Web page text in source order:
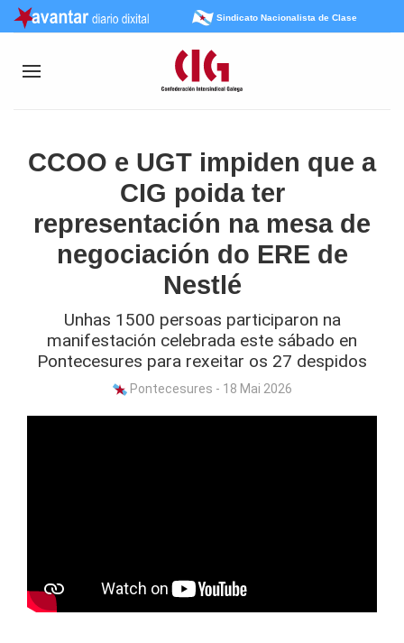
Sindicato Nacionalista de Clase
CCOO e UGT impiden que a
CIG poida ter
representación na mesa de
negociación do ERE de
Nestlé
Unhas 1500 persoas participaron na
manifestación celebrada este sábado en
Pontecesures para rexeitar os 27 despidos
Pontecesures - 18 Mai 2026